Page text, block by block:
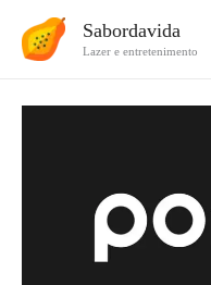
para
Sabordavida
Lazer e entretenimento